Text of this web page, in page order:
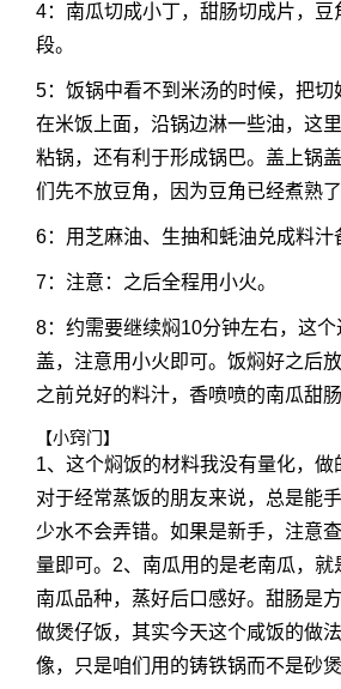
4：南瓜切成小丁，甜肠切成片，豆
段。
5：饭锅中看不到米汤的时候，把切
在米饭上面，沿锅边淋一些油，这
粘锅，还有利于形成锅巴。盖上锅
们先不放豆角，因为豆角已经煮熟了
6：用芝麻油、生抽和蚝油兑成料汁
7：注意：之后全程用小火。
8：约需要继续焖10分钟左右，这
盖，注意用小火即可。饭焖好之后
之前兑好的料汁，香喷喷的南瓜甜
【小窍门】
1、这个焖饭的材料我没有量化，做
对于经常蒸饭的朋友来说，总是能
少水不会弄错。如果是新手，注意
量即可。2、南瓜用的是老南瓜，就
南瓜品种，蒸好后口感好。甜肠是
做煲仔饭，其实今天这个咸饭的做
像，只是咱们用的铸铁锅而不是砂煲